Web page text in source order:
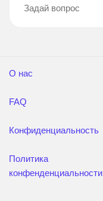
Задай вопрос
О нас
FAQ
Конфиденциальность
Политика
конфенденциальности